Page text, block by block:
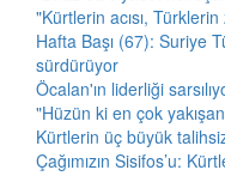
"Kürtlerin acısı,
Hafta Başı (67): Suriye
sürdürüyor
Öcalan'ın liderliği
"Hüzün ki en çok
Kürtlerin üç büyük
Çağımızın Sisifos’u: